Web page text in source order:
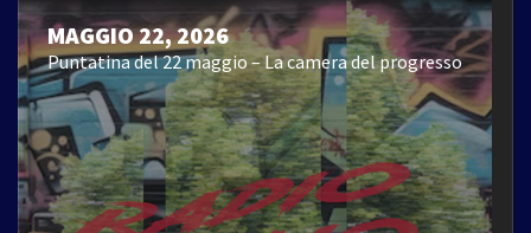
MAGGIO 22, 2026
Puntatina del 22 maggio – La camera del progresso